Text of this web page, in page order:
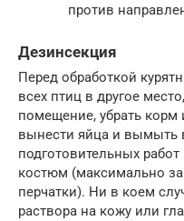
против
Дезинсекция
Перед обработкой
всех птиц в другое
помещение, убрать корм
вынести яйца и вымыть
подготовительных
костюм (максимально
перчатки). Ни в коем
раствора на кожу или